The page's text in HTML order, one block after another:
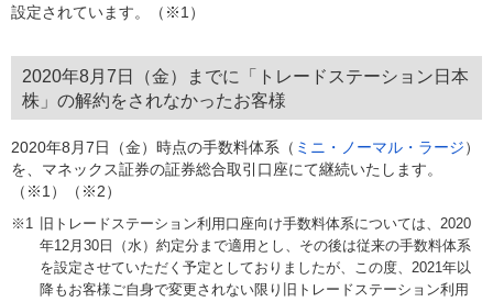
設定されています。（※1）
2020年8月7日（金）までに「トレードステーション日本
株」の解約をされなかったお客様
2020年8月7日（金）時点の手数料体系（ ミニ・ノーマル・ラージ）
を、マネックス証券の証券総合取引口座にて継続いたします。
（※1）（※2）
旧トレードステーション利用口座向け手数料体系については、2020
年12月30日（水）約定分まで適用とし、その後は従来の手数料体系
を設定させていただく予定としておりましたが、この度、2021年以
降もお客様ご自身で変更されない限り旧トレードステーション利用